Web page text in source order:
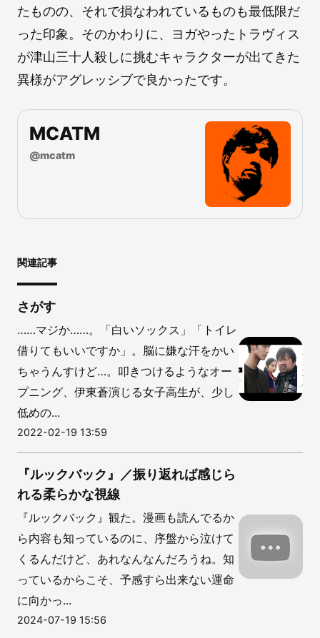
たものの、それで損なわれているものも最低限だ
った印象。そのかわりに、ヨガやったトラヴィス
が津山三十人殺しに挑むキャラクターが出てきた
異様がアグレッシブで良かったです。
MCATM
@mcatm
関連記事
さがす
……マジか……。「白いソックス」「トイレ
借りてもいいですか」。脳に嫌な汗をかい
ちゃうんすけど…。叩きつけるようなオー
プニング、伊東蒼演じる女子高生が、少し
低めの...
2022-02-19 13:59
『ルックバック』／振り返れば感じら
れる柔らかな視線
『ルックバック』観た。漫画も読んでるか
ら内容も知っているのに、序盤から泣けて
くるんだけど、あれなんなんだろうね。知
っているからこそ、予感すら出来ない運命
に向かっ...
2024-07-19 15:56